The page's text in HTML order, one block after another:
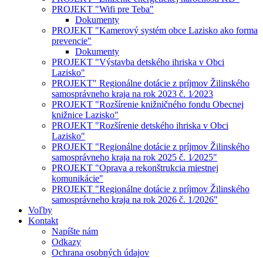
PROJEKT "Wifi pre Teba"
Dokumenty
PROJEKT "Kamerový systém obce Lazisko ako forma
prevencie"
Dokumenty
PROJEKT "Výstavba detského ihriska v Obci
Lazisko"
PROJEKT" Regionálne dotácie z príjmov Žilinského
samosprávneho kraja na rok 2023 č. 1⁄2023
PROJEKT "Rozšírenie knižničného fondu Obecnej
knižnice Lazisko"
PROJEKT "Rozšírenie detského ihriska v Obci
Lazisko"
PROJEKT "Regionálne dotácie z príjmov Žilinského
samosprávneho kraja na rok 2025 č. 1⁄2025"
PROJEKT "Oprava a rekonštrukcia miestnej
komunikácie"
PROJEKT "Regionálne dotácie z príjmov Žilinského
samosprávneho kraja na rok 2026 č. 1/2026"
Voľby
Kontakt
Napíšte nám
Odkazy
Ochrana osobných údajov